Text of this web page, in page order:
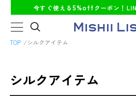
今すぐ使える 5%off クーポン！
TOP シルクアイテム
シルクアイテム